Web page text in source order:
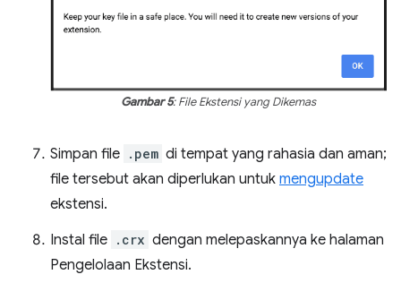
Gambar 5: File Ekstensi yang Dikemas
Simpan file .pem di tempat yang rahasia dan aman;
file tersebut akan diperlukan untuk mengupdate
ekstensi.
Instal file .crx dengan melepaskannya ke halaman
Pengelolaan Ekstensi.